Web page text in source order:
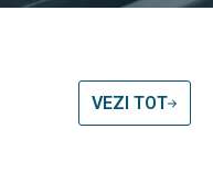
VEZI TOT